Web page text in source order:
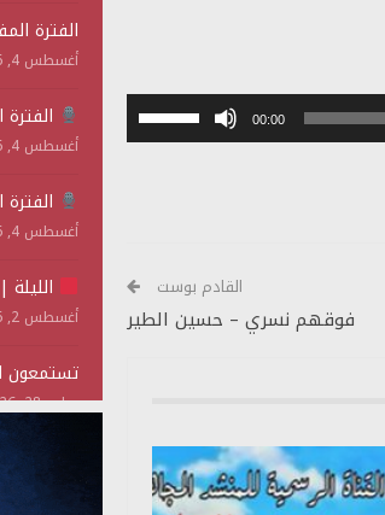
00:00
أو
القادم بوست
فوقهم نسري – حسين الطير
الفترة
أغسطس 4, 2026
أغسطس 4, 2026
أغسطس 4, 2026
الليلة |
أغسطس 2, 2026
تستمعون
يوليو 28, 2026
(نحن لا